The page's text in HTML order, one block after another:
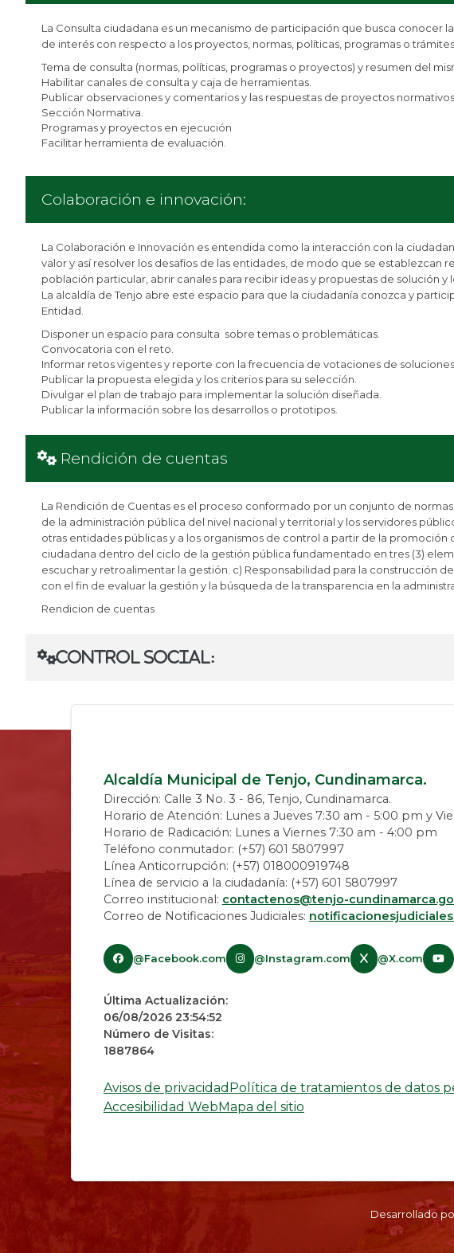
La Consulta ciudadana es un mecanismo de participación que busca conocer
de interés con respecto a los proyectos, normas, políticas, programas o
Tema de consulta (normas, políticas, programas o proyectos) y resumen del
Habilitar canales de consulta y caja de herramientas.
Publicar observaciones y comentarios y las respuestas de proyectos normativos.
Sección Normativa.
Programas y proyectos en ejecución
Facilitar herramienta de evaluación.
Colaboración e innovación:
La Colaboración e Innovación es entendida como la interacción con la
valor y así resolver los desafíos de las entidades, de modo que se
población particular, abrir canales para recibir ideas y propuestas de solución y
La alcaldía de Tenjo abre este espacio para que la ciudadanía conozca y
Entidad.
Disponer un espacio para consulta sobre temas o problemáticas.
Convocatoria con el reto.
Informar retos vigentes y reporte con la frecuencia de votaciones de
Publicar la propuesta elegida y los criterios para su selección.
Divulgar el plan de trabajo para implementar la solución diseñada.
Publicar la información sobre los desarrollos o prototipos.
Rendición de cuentas
La Rendición de Cuentas es el proceso conformado por un conjunto de
de la administración pública del nivel nacional y territorial y los servidores
otras entidades públicas y a los organismos de control a partir de la
ciudadana dentro del ciclo de la gestión pública fundamentado en tres (3)
escuchar y retroalimentar la gestión. c) Responsabilidad para la construcción
con el fin de evaluar la gestión y la búsqueda de la transparencia en la
Rendicion de cuentas
​Control social:​
Alcaldía Municipal de Tenjo, Cundinamarca.
Dirección: Calle 3 No. 3 - 86, Tenjo, Cundinamarca.
Horario de Atención: Lunes a Jueves 7:30 am - 5:00 pm y
Horario de Radicación: Lunes a Viernes 7:30 am - 4:00 pm
Teléfono conmutador: (+57) 601 5807997
Línea Anticorrupción: (+57) 018000919748
Línea de servicio a la ciudadanía: (+57) 601 5807997
Correo institucional: contactenos@tenjo-
Correo de Notificaciones Judiciales:
@Facebook.com @Instagram.com @X.com
Última Actualización:
06/08/2026 23:54:52
Número de Visitas:
1887864
Avisos de privacidad Política de tratamientos de datos
Accesibilidad Web Mapa del sitio
Desarrollado